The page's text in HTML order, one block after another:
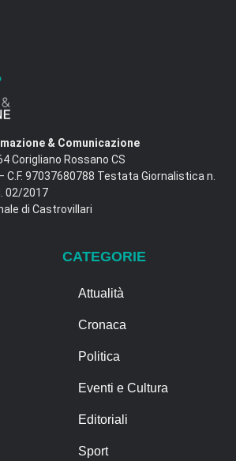
& Comunicazione
Corigliano Rossano CS
C.F. 97037680788 Testata Giornalistica n.
02/2017
di Castrovillari
CATEGORIE
Attualità
Cronaca
Politica
Eventi e Cultura
Editoriali
Sport